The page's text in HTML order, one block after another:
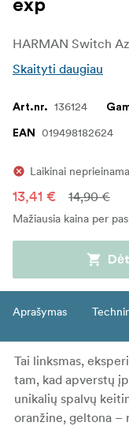
exp
Skaityti daugiau
Art.nr. 136124
EAN 019498182624
Laikinai neprieinama
13,41 € 14,90 €
Mažiausia kaina per
Aprašymas
Tai linksmas,
tam, kad apverstų
unikalių spalvų
oranžine, geltona –